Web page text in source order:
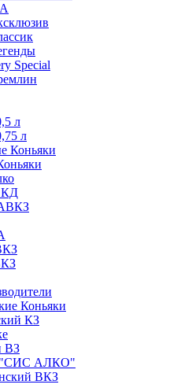
Speсial
л
л
Коньяки
КД
Коньяки
КЗ
ВЗ
"СИС АЛКО"
ВКЗ